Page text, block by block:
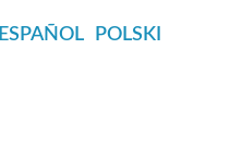
ESPAÑOL POLSKI